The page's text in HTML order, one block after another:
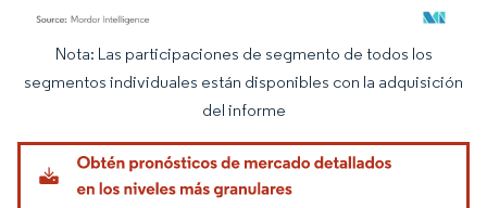
Imagen © Mordor Intelligence. El uso requiere atribución según CC BY 4.0.
Nota: Las participaciones de segmento de todos los
segmentos individuales están disponibles con la adquisición
del informe